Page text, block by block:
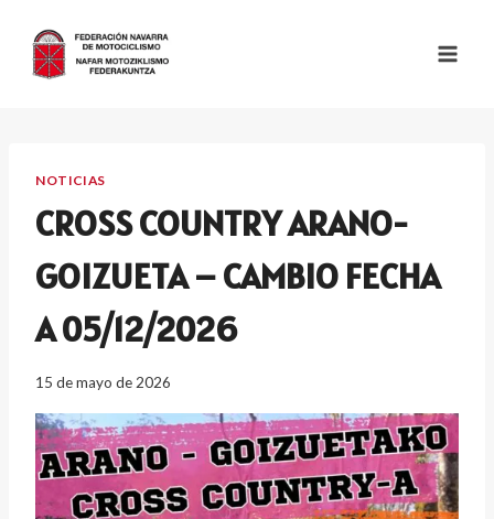
contenido
NOTICIAS
CROSS COUNTRY ARANO-
GOIZUETA – CAMBIO FECHA
A 05/12/2026
15 de mayo de 2026